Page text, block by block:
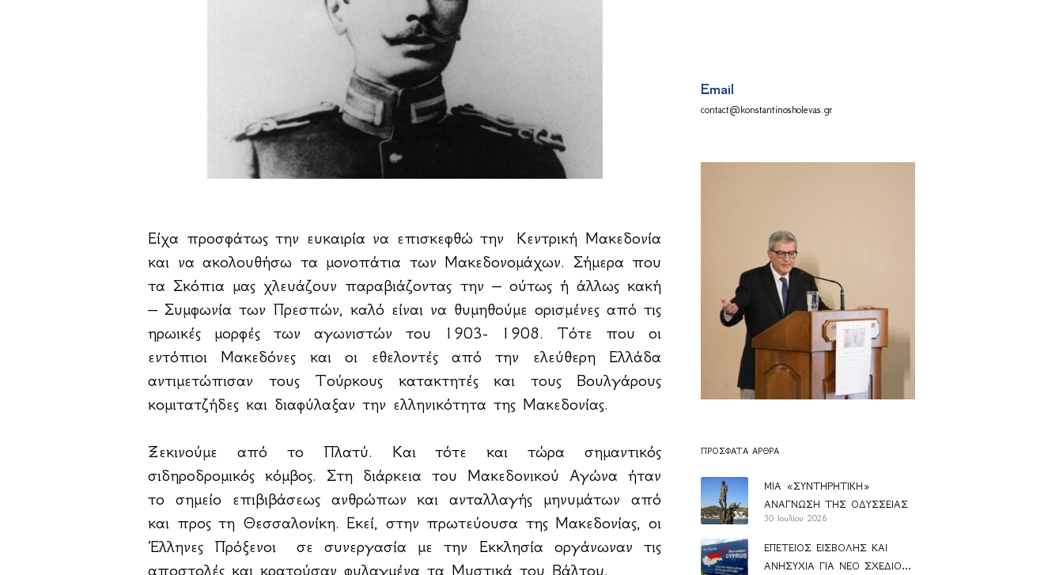
Είχα προσφάτως την ευκαιρία να επισκεφθώ την Κεντρική Μακεδονία
και να ακολουθήσω τα μονοπάτια των Μακεδονομάχων. Σήμερα που
τα Σκόπια μας χλευάζουν παραβιάζοντας την – ούτως ή άλλως κακή
– Συμφωνία των Πρεσπών, καλό είναι να θυμηθούμε ορισμένες από τις
ηρωικές μορφές των αγωνιστών του 1903- 1908. Τότε που οι
εντόπιοι Μακεδόνες και οι εθελοντές από την ελεύθερη Ελλάδα
αντιμετώπισαν τους Τούρκους κατακτητές και τους Βουλγάρους
κομιτατζήδες και διαφύλαξαν την ελληνικότητα της Μακεδονίας.
Ξεκινούμε από το Πλατύ. Και τότε και τώρα σημαντικός
σιδηροδρομικός κόμβος. Στη διάρκεια του Μακεδονικού Αγώνα ήταν
το σημείο επιβιβάσεως ανθρώπων και ανταλλαγής μηνυμάτων από
και προς τη Θεσσαλονίκη. Εκεί, στην πρωτεύουσα της Μακεδονίας, οι
Έλληνες Πρόξενοι σε συνεργασία με την Εκκλησία οργάνωναν τις
αποστολές και κρατούσαν φυλαγμένα τα Μυστικά του Βάλτου.
Email
contact@konstantinosholevas.gr
ΠΡΌΣΦΑΤΑ ΆΡΘΡΑ
ΜΙΑ «ΣΥΝΤΗΡΗΤΙΚΗ»
ΑΝΑΓΝΩΣΗ ΤΗΣ ΟΔΥΣΣΕΙΑΣ
30 Ιουλίου 2026
ΕΠΕΤΕΙΟΣ ΕΙΣΒΟΛΗΣ ΚΑΙ
ΑΝΗΣΥΧΙΑ ΓΙΑ ΝΕΟ ΣΧΕΔΙΟ